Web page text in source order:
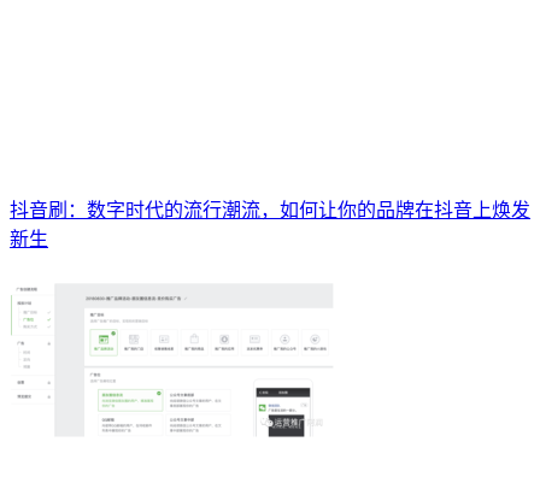
抖音刷：数字时代的流行潮流，如何让你的品牌在抖音上焕发
新生